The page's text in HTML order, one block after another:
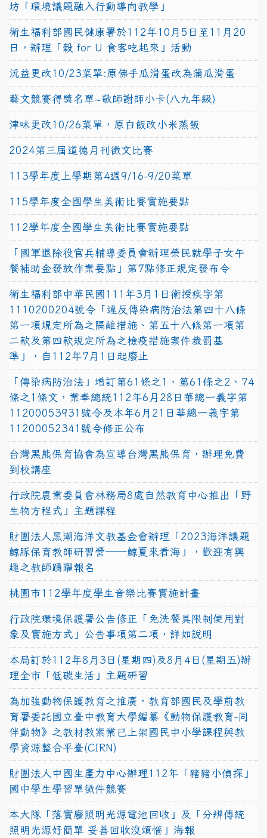
坊「環境議題融入行動導向教學」
衛生福利部國民健康署於112年10月5日至11月20
日，辦理「穀 for U 食客吃起來」活動
沅益更改10/23菜單:原佛手瓜滑蛋改為蒲瓜滑蛋
藝文競賽得獎名單~敬師謝師小卡(八九年級)
津味更改10/26菜單，原白飯改小米蒸飯
2024第三屆道德月刊徵文比賽
113學年度上學期第4週9/16-9/20菜單
115學年度全國學生美術比賽實施要點
112學年度全國學生美術比賽實施要點
「國軍退除役官兵輔導委員會辦理榮民就學子女午
餐補助金發放作業要點」第7點修正規定發布令
衛生福利部中華民國111年3月1日衛授疾字第
1110200204號令「違反傳染病防治法第四十八條
第一項規定所為之隔離措施、第五十八條第一項第
二款及第四款規定所為之檢疫措施案件裁罰基
準」，自112年7月1日起廢止
「傳染病防治法」增訂第61條之1、第61條之2、74
條之1條文，業奉總統112年6月28日華總一義字第
11200053931號令及本年6月21日華總一義字第
11200052341號令修正公布
台灣黑熊保育協會為宣導台灣黑熊保育，辦理免費
到校講座
行政院農業委員會林務局8處自然教育中心推出「野
生物方程式」主題課程
財團法人黑潮海洋文教基金會辦理「2023海洋議題
鯨豚保育教師研習營──鯨夏來看海」，歡迎有興
趣之教師踴躍報名
桃園市112學年度學生音樂比賽實施計畫
行政院環境保護署公告修正「免洗餐具限制使用對
象及實施方式」公告事項第二項，詳如說明
本局訂於112年8月3日(星期四)及8月4日(星期五)辦
理全市「低碳生活」主題研習
為加強動物保護教育之推廣，教育部國民及學前教
育署委託國立臺中教育大學編纂《動物保護教育-同
伴動物》之教材教案業已上架國民中小學課程與教
學資源整合平臺(CIRN)
財團法人中國生產力中心辦理112年「豬豬小偵探」
國中學生學習單徵件競賽
本大隊「落實廢照明光源電池回收」及「分辨傳統
照明光源好簡單 妥善回收沒煩惱」海報